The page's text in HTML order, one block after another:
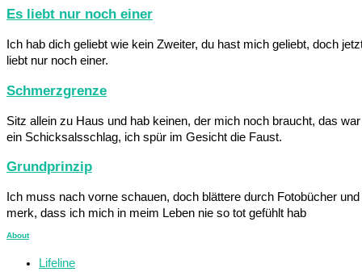
Es liebt nur noch einer
Ich hab dich geliebt wie kein Zweiter, du hast mich geliebt, doch
liebt nur noch einer.
Schmerzgrenze
Sitz allein zu Haus und hab keinen, der mich noch braucht, das war
ein Schicksalsschlag, ich spür im Gesicht die Faust.
Grundprinzip
Ich muss nach vorne schauen, doch blättere durch Fotobücher und
merk, dass ich mich in meim Leben nie so tot gefühlt hab
About
Lifeline